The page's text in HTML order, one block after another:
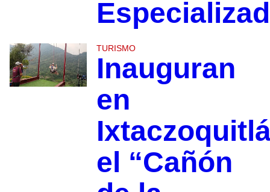
TURISMO
Inauguran
en
el “Cañón